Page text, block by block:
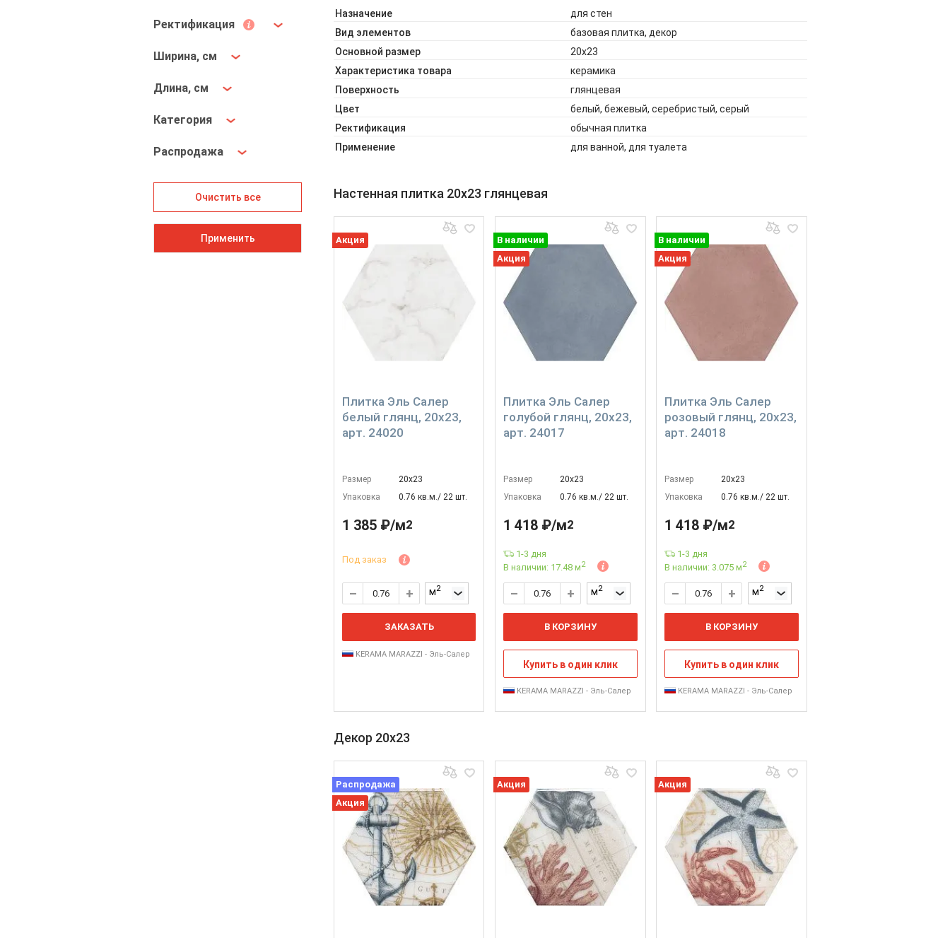
Ректификация
Ширина, см
Длина, см
Категория
Распродажа
Очистить все
Применить
Назначение
для стен
Вид элементов
базовая плитка, декор
Основной размер
20x23
Характеристика товара
керамика
Поверхность
глянцевая
Цвет
белый, бежевый, серебристый, серый
Ректификация
обычная плитка
Применение
для ванной, для туалета
Настенная плитка 20x23 глянцевая
Плитка Эль Салер
белый глянц, 20x23,
арт. 24020
Размер
20х23
Упаковка
0.76 кв.м./ 22 шт.
Акция
1 385 ₽/м2
Под заказ
м2
ЗАКАЗАТЬ
KERAMA MARAZZI - Эль-Салер
Плитка Эль Салер
голубой глянц, 20x23,
арт. 24017
Размер
20х23
Упаковка
0.76 кв.м./ 22 шт.
В наличии
Акция
1 418 ₽/м2
1-3 дня
В наличии: 17.48 м2
м2
В КОРЗИНУ
Купить в один клик
KERAMA MARAZZI - Эль-Салер
Плитка Эль Салер
розовый глянц, 20x23,
арт. 24018
Размер
20х23
Упаковка
0.76 кв.м./ 22 шт.
В наличии
Акция
1 418 ₽/м2
1-3 дня
В наличии: 3.075 м2
м2
В КОРЗИНУ
Купить в один клик
KERAMA MARAZZI - Эль-Салер
Декор 20x23
Распродажа
Акция
Акция Акция